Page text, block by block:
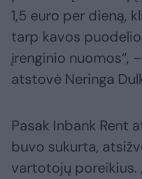
1,5 euro per dieną,
tarp kavos puodelio
įrenginio nuomos“,
atstovė Neringa
Pasak Inbank Rent
buvo sukurta,
vartotojų poreikius.